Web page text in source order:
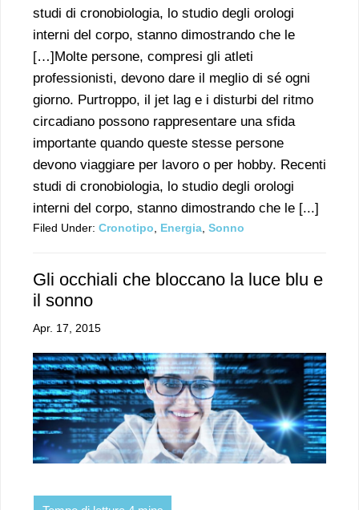
studi di cronobiologia, lo studio degli orologi
interni del corpo, stanno dimostrando che le
[…]Molte persone, compresi gli atleti
professionisti, devono dare il meglio di sé ogni
giorno. Purtroppo, il jet lag e i disturbi del ritmo
circadiano possono rappresentare una sfida
importante quando queste stesse persone
devono viaggiare per lavoro o per hobby. Recenti
studi di cronobiologia, lo studio degli orologi
interni del corpo, stanno dimostrando che le [...]
Filed Under: Cronotipo Energia Sonno
Gli occhiali che bloccano la luce blu e
il sonno
Apr. 17, 2015